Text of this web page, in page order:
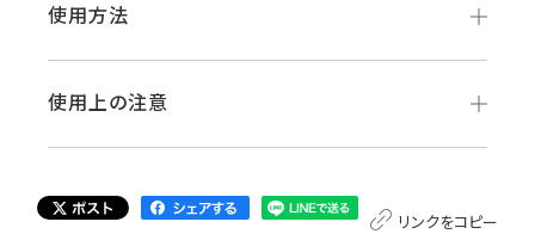
使用方法
使用上の注意
リンクをコピー